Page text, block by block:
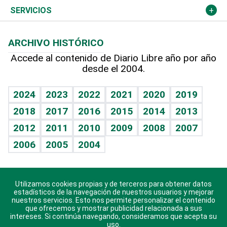
Resto del mundo
Economía personal
Podcast Arte Libre
Hablando con el pediatra
Vida y familia
Eñe
Celebrando la vida
Sin complejos
En pocas palabras
Escuchando al corazón
Economía Personal
Más deportes
Línea de hit
TBT Deportivo
Columnistas
Más firmas
Cambio climático
Opinión
Hecho en casa
Guía del dinero
SERVICIOS
Cumpleaños
Horóscopos
Crucigramas
ARCHIVO HISTÓRICO
Accede al contenido de Diario Libre año por año
desde el 2004.
2024 2023 2022 2021 2020
2019
2018
2017 2016 2015 2014
2013
2012
2011 2010 2009 2008
2007
2006
2005 2004
Descarga nuestras aplicaciones para Android, iOS y
sistema Huawei.
Utilizamos cookies propias y de terceros para obtener datos
estadísticos de la navegación de nuestros usuarios y mejorar
nuestros servicios. Esto nos permite personalizar el contenido
que ofrecemos y mostrar publicidad relacionada a sus
intereses. Si continúa navegando, consideramos que acepta su
uso.